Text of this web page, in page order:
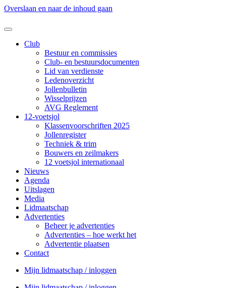
Overslaan en naar de inhoud gaan
Club
Bestuur en commissies
Club- en bestuursdocumenten
Lid van verdienste
Ledenoverzicht
Jollenbulletin
Wisselprijzen
AVG Reglement
12-voetsjol
Klassenvoorschriften 2025
Jollenregister
Techniek & trim
Bouwers en zeilmakers
12 voetsjol internationaal
Nieuws
Agenda
Uitslagen
Media
Lidmaatschap
Advertenties
Beheer je advertenties
Advertenties – hoe werkt het
Advertentie plaatsen
Contact
Mijn lidmaatschap / inloggen